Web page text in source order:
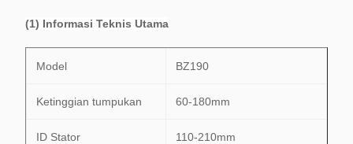
(1) Informasi Teknis Utama
Model BZ190
Ketinggian tumpukan 60-180mm
ID Stator 110-210mm